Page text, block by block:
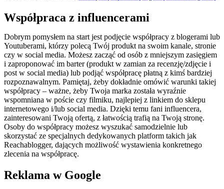
Współpraca z influencerami
Dobrym pomysłem na start jest podjęcie współpracy z blogerami lub
Youtuberami, którzy polecą Twój produkt na swoim kanale, stronie
czy w social media. Możesz zacząć od osób z mniejszym zasięgiem
i zaproponować im barter (produkt w zamian za recenzję/zdjęcie i
post w social media) lub podjąć współpracę płatną z kimś bardziej
rozpoznawalnym. Pamiętaj, żeby dokładnie omówić warunki takiej
współpracy – ważne, żeby Twoja marka została wyraźnie
wspomniana w poście czy filmiku, najlepiej z linkiem do sklepu
internetowego i/lub social media. Dzięki temu fani influencera,
zainteresowani Twoją ofertą, z łatwością trafią na Twoją stronę.
Osoby do współpracy możesz wyszukać samodzielnie lub
skorzystać ze specjalnych dedykowanych platform takich jak
Reachablogger, dających możliwość wystawienia konkretnego
zlecenia na współpracę.
Reklama w Google